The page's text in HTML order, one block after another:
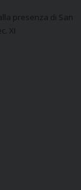
presenza di San
XI